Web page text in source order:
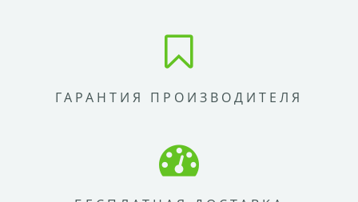
ГАРАНТИЯ ПРОИЗВОДИТЕЛЯ